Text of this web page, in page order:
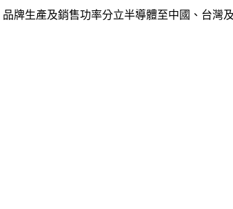
牌生產及銷售功率分立半導體至中國、台灣